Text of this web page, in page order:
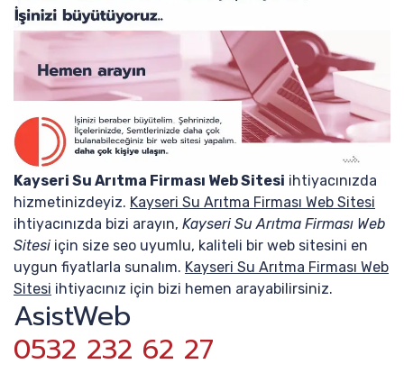
Kayseri Su Arıtma Firması Web Sitesi ihtiyacınızda
hizmetinizdeyiz. Kayseri Su Arıtma Firması Web Sitesi
ihtiyacınızda bizi arayın, Kayseri Su Arıtma Firması Web
Sitesi için size seo uyumlu, kaliteli bir web sitesini en
uygun fiyatlarla sunalım. Kayseri Su Arıtma Firması Web
Sitesi ihtiyacınız için bizi hemen arayabilirsiniz.
AsistWeb
0532 232 62 27